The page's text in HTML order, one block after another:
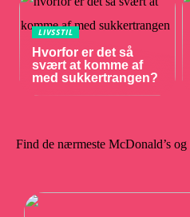
LIVSSTIL
Hvorfor er det så
svært at komme af
med sukkertrangen?
Find de nærmeste McDonald’s